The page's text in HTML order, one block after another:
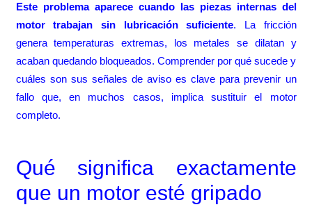
Este problema aparece cuando las piezas internas del
motor trabajan sin lubricación suficiente. La fricción
genera temperaturas extremas, los metales se dilatan y
acaban quedando bloqueados. Comprender por qué sucede y
cuáles son sus señales de aviso es clave para prevenir un
fallo que, en muchos casos, implica sustituir el motor
completo.
Qué significa exactamente
que un motor esté gripado